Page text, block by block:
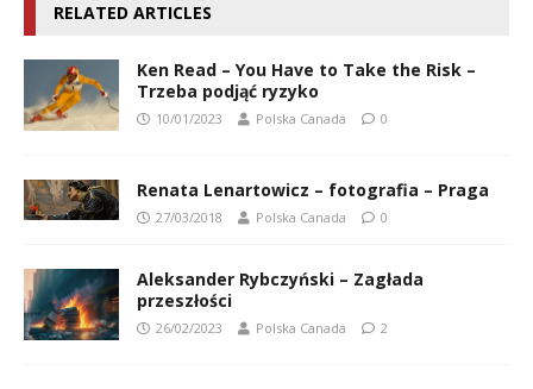
RELATED ARTICLES
Ken Read – You Have to Take the Risk –
Trzeba podjąć ryzyko
10/01/2023 Polska Canada 0
Renata Lenartowicz – fotografia – Praga
27/03/2018 Polska Canada 0
Aleksander Rybczyński – Zagłada
przeszłości
26/02/2023 Polska Canada 2